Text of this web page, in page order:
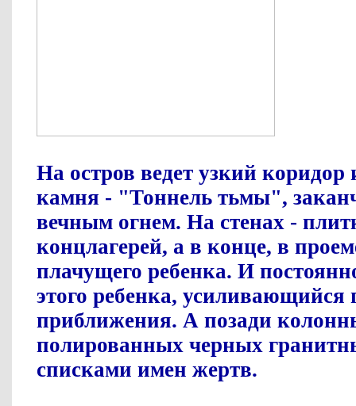
На остров ведет узкий коридор
камня - "Тоннель тьмы",
вечным огнем. На стенах -
концлагерей, а в конце, в
плачущего ребенка. И
этого ребенка, усиливающийся
приближения. А позади
полированных черных
списками имен жертв.